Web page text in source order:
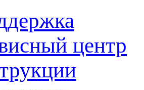
центр